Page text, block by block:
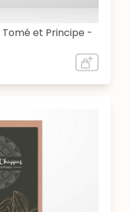
et Principe -